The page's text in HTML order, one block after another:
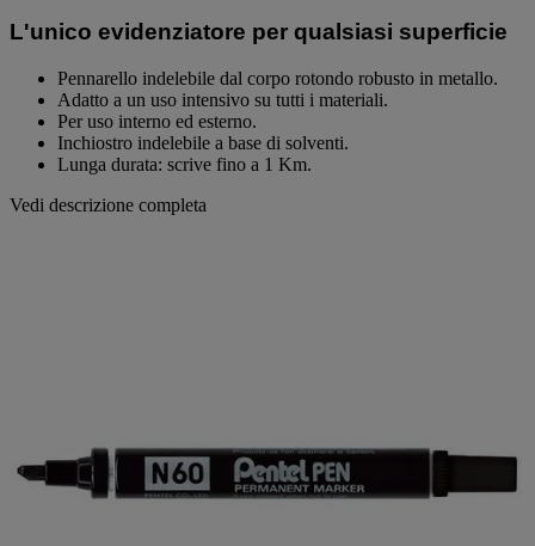
alla
pagina.
L'unico evidenziatore per qualsiasi superficie
Pennarello indelebile dal corpo rotondo robusto in metallo.
Adatto a un uso intensivo su tutti i materiali.
Per uso interno ed esterno.
Inchiostro indelebile a base di solventi.
Lunga durata: scrive fino a 1 Km.
Vedi descrizione completa